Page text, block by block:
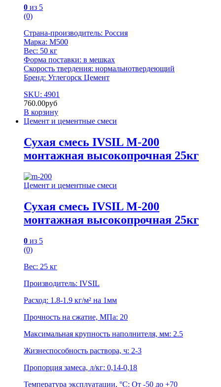
0 из 5
(0)
Страна-производитель: Россия
Марка: М500
Вес: 50 кг
Форма поставки: в мешках
Скорость твердения: нормальнотвердеющий
Бренд: Углегорск Цемент
SKU: 4901
760.00руб
В корзину
Цемент и цементные смеси
Сухая смесь IVSIL М-200
монтажная высокопрочная 25кг
Цемент и цементные смеси
Сухая смесь IVSIL М-200
монтажная высокопрочная 25кг
0 из 5
(0)
Вес: 25 кг
Производитель: IVSIL
Расход: 1.8-1.9 кг/м² на 1мм
Прочность на сжатие, МПа: 20
Максимальная крупность наполнителя, мм: 2.5
Жизнеспособность раствора, ч: 2-3
Пропорция замеса, л/кг: 0,14-0,18
Температура эксплуатации, °C: От -50 до +70